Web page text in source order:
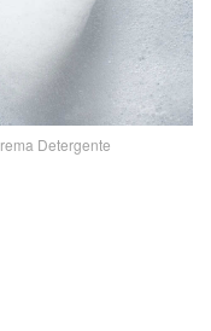
Detergente